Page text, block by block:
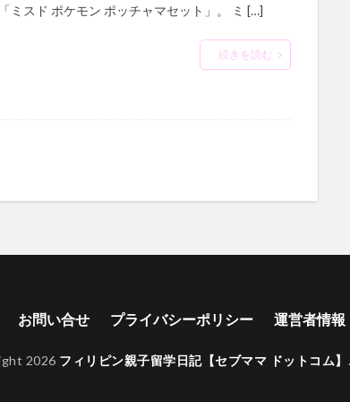
ミスド ポケモン ポッチャマセット」。 ミ […]
続きを読む
お問い合せ プライバシーポリシー 運営者情報
2026 フィリピン親子留学日記【セブママ ドットコム】